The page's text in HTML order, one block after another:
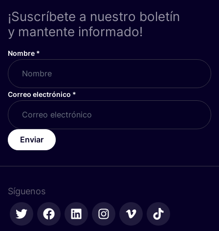
¡Suscríbete a nuestro boletín
y mantente informado!
Nombre *
Correo electrónico *
Enviar
Síguenos